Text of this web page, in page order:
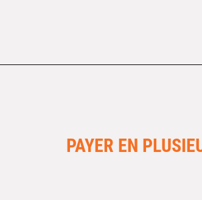
PAYER EN